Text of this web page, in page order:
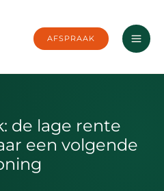
AFSPRAAK
de lage rente
een volgende